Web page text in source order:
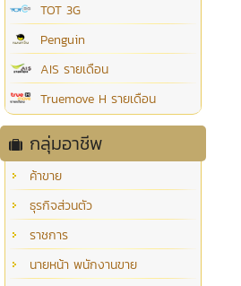
TOT 3G
Penguin
AIS รายเดือน
Truemove H รายเดือน
กลุ่มอาชีพ
ค้าขาย
ธุรกิจส่วนตัว
ราชการ
นายหน้า พนักงานขาย